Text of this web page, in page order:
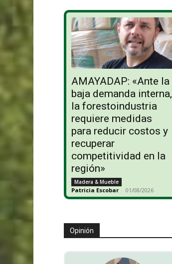
AMAYADAP: «Ante la
baja demanda interna,
la forestoindustria
requiere medidas
para reducir costos y
recuperar
competitividad en la
región»
Madera & Mueble
Patricia Escobar - 01/08/2026
Opinión